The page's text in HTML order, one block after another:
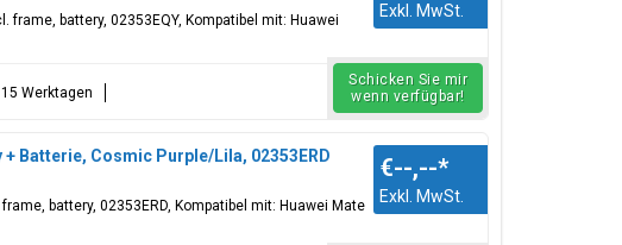
frame, battery, 02353EQY, Kompatibel mit: Huawei
Exkl. MwSt.
Werktagen
Schicken Sie mir
wenn verfügbar!
Batterie, Cosmic Purple/Lila, 02353ERD
battery, 02353ERD, Kompatibel mit: Huawei Mate
€--,--*
Exkl. MwSt.